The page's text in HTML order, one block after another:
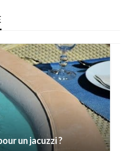
un jacuzzi ?